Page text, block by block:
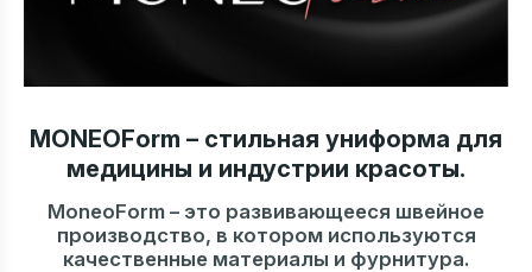
MONEOForm – стильная униформа для
медицины и индустрии красоты.
MoneoForm – это развивающееся швейное
производство, в котором используются
качественные материалы и фурнитура.